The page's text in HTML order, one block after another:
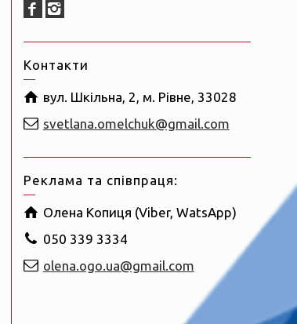
Контакти
вул. Шкільна, 2, м. Рівне, 33028
svetlana.omelchuk@gmail.com
Реклама та співпраця:
Олена Копиця (Viber, WatsApp)
050 339 3334
olena.ogo.ua@gmail.com